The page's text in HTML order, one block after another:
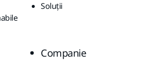
Soluții
Companie